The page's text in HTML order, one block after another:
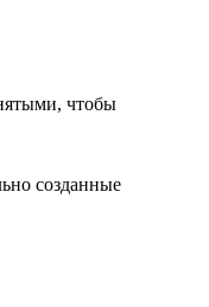
чтобы
созданные